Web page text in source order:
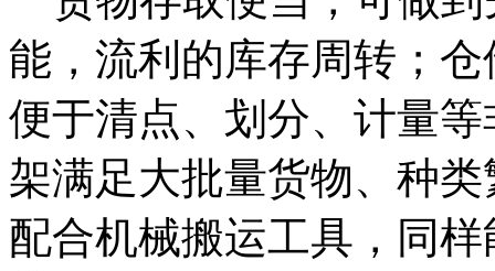
能，流利的库存周转；
便于清点、划分、计量
架满足大批量货物、种
配合机械搬运工具，同